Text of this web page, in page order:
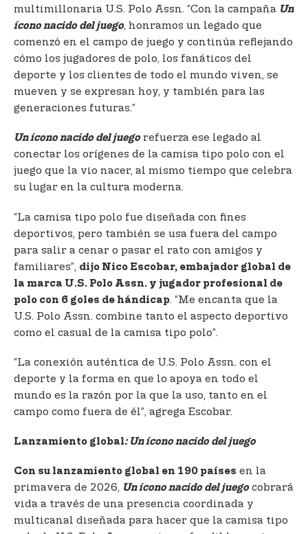
multimillonaria U.S. Polo Assn. “Con la campaña Un
ícono nacido del juego, honramos un legado que
comenzó en el campo de juego y continúa reflejando
cómo los jugadores de polo, los fanáticos del
deporte y los clientes de todo el mundo viven, se
mueven y se expresan hoy, y también para las
generaciones futuras.”
Un ícono nacido del juegorefuerza ese legado al
conectar los orígenes de la camisa tipo polo con el
juego que la vio nacer, al mismo tiempo que celebra
su lugar en la cultura moderna.
“La camisa tipo polo fue diseñada con fines
deportivos, pero también se usa fuera del campo
para salir a cenar o pasar el rato con amigos y
familiares”, dijo Nico Escobar, embajador global de
la marca U.S. Polo Assn. y jugador profesional de
polo con 6 goles de hándicap. “Me encanta que la
U.S. Polo Assn. combine tanto el aspecto deportivo
como el casual de la camisa tipo polo”.
“La conexión auténtica de U.S. Polo Assn. con el
deporte y la forma en que lo apoya en todo el
mundo es la razón por la que la uso, tanto en el
campo como fuera de él”, agrega Escobar.
Lanzamiento global: Un ícono nacido del juego
Con su lanzamiento global en 190 países en la
primavera de 2026, Un ícono nacido del juegocobrará
vida a través de una presencia coordinada y
multicanal diseñada para hacer que la camisa tipo